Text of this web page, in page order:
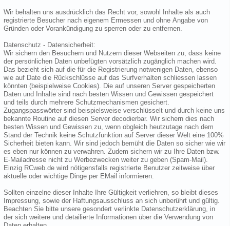
Wir behalten uns ausdrücklich das Recht vor, sowohl Inhalte als auch
registrierte Besucher nach eigenem Ermessen und ohne Angabe von
Gründen oder Vorankündigung zu sperren oder zu entfernen.
Datenschutz - Datensicherheit:
Wir sichern den Besuchern und Nutzern dieser Webseiten zu, dass keine
der persönlichen Daten unbefügten vorsätzlich zugänglich machen wird.
Das bezieht sich auf die für die Registrierung notwenigen Daten, ebenso
wie auf Date die Rückschlüsse auf das Surfverhalten schliessen lassen
könnten (beispielweise Cookies). Die auf unseren Server gespeicherten
Daten und Inhalte sind nach besten Wissen und Gewissen gespeichert
und teils durch mehrere Schutzmechanismen gesichert.
Zugangspasswörter sind beispielsweise verschlüsselt und durch keine uns
bekannte Routine auf diesen Server decodierbar. Wir sichern dies nach
besten Wissen und Gewissen zu, wenn obgleich heutzutage nach dem
Stand der Technik keine Schutzfunktion auf Server dieser Welt eine 100%
Sicherheit bieten kann. Wir sind jedoch bemüht die Daten so sicher wie wir
es eben nur können zu verwahren. Zudem sichern wir zu Ihre Daten bzw.
E-Mailadresse nicht zu Werbezwecken weiter zu geben (Spam-Mail).
Einzig RCweb.de wird nötigensfalls registrierte Benutzer zeitweise über
aktuelle oder wichtige Dinge per EMail informieren.
Sollten einzelne dieser Inhalte Ihre Gültigkeit verliehren, so bleibt dieses
Impressung, sowie der Haftungsausschluss an sich unberührt und gültig.
Beachten Sie bitte unsere gesondert verlinkte Datenschutzerklärung, in
der sich weitere und detailierte Informationen über die Verwendung von